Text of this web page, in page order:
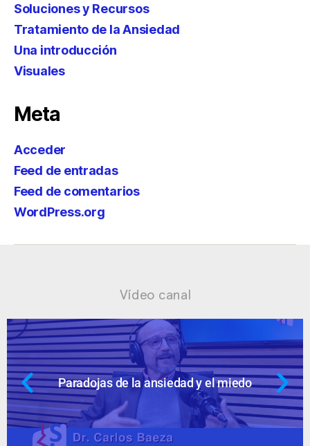
Soluciones y Recursos
Tratamiento de la Ansiedad
Una introducción
Visuales
Meta
Acceder
Feed de entradas
Feed de comentarios
WordPress.org
Vídeo canal
Ansiedad: supuestos cuestionables